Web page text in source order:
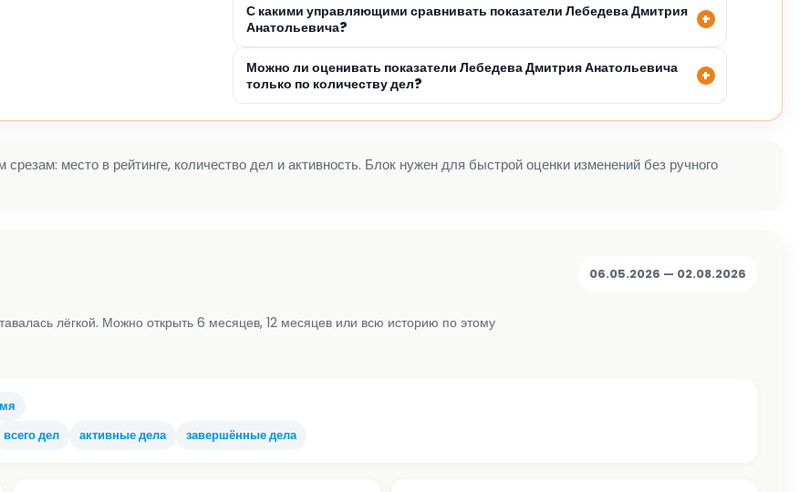
С какими управляющими сравнивать показатели Лебедева Дмитрия
Анатольевича?
Можно ли оценивать показатели Лебедева Дмитрия Анатольевича
только по количеству дел?
место в рейтинге, количество дел и активность. Блок нужен для быстрой оценки изменений без ручного
лёгкой. Можно открыть 6 месяцев, 12 месяцев или всю историю по этому
06.05.2026 — 02.08.2026
всего дел активные дела завершённые дела